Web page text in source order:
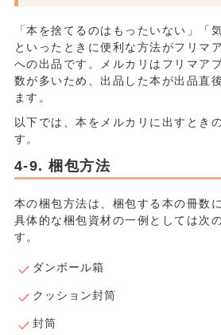
「本を捨てるのはもったいない」「
といったときに便利な方法がフリマ
への出品です。メルカリはフリマア
数が多いため、出品した本が出品直
ます。
以下では、本をメルカリに出すとき
す。
梱包方法
本の梱包方法は、梱包する本の冊数
具体的な梱包資材の一例としては次
す。
ダンボール箱
クッション封筒
封筒